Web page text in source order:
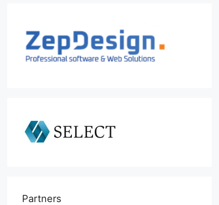
Partners